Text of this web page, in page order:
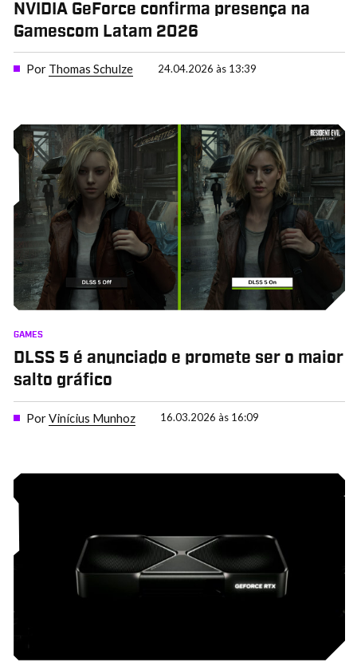
NVIDIA GeForce confirma presença na
Gamescom Latam 2026
Por Thomas Schulze 24.04.2026 às 13:39
GAMES
DLSS 5 é anunciado e promete ser o maior
salto gráfico
PorVinícius Munhoz 16.03.2026 às 16:09